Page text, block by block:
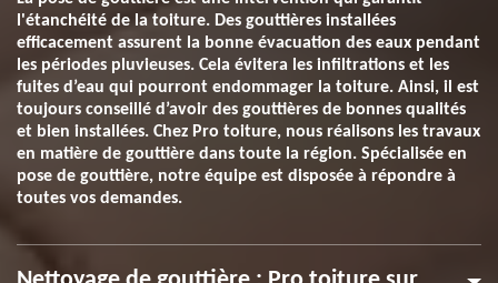
l'étanchéité de la toiture. Des gouttières installées
efficacement assurent la bonne évacuation des eaux pendant
les périodes pluvieuses. Cela évitera les infiltrations et les
fuites d’eau qui pourront endommager la toiture. Ainsi, il est
toujours conseillé d’avoir des gouttières de bonnes qualités
et bien installées. Chez Pro toiture, nous réalisons les travaux
en matière de gouttière dans toute la région. Spécialisée en
pose de gouttière, notre équipe est disposée à répondre à
toutes vos demandes.